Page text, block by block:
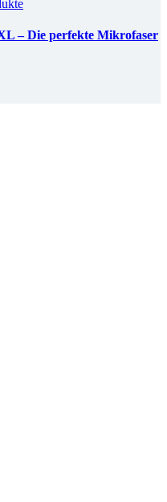
– Die perfekte Mikrofaser